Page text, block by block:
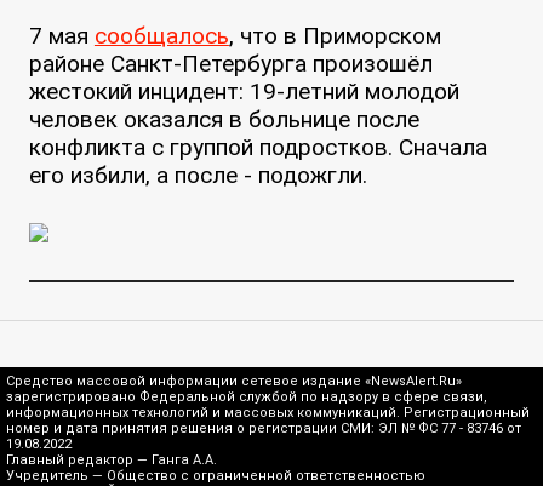
7 мая сообщалось, что в Приморском
районе Санкт-Петербурга произошёл
жестокий инцидент: 19-летний молодой
человек оказался в больнице после
конфликта с группой подростков. Сначала
его избили, а после - подожгли.
Средство массовой информации сетевое издание «NewsAlert.Ru»
зарегистрировано Федеральной службой по надзору в сфере связи,
информационных технологий и массовых коммуникаций. Регистрационный
номер и дата принятия решения о регистрации СМИ: ЭЛ № ФС 77 - 83746 от
19.08.2022
Главный редактор — Ганга А.А.
Учредитель — Общество с ограниченной ответственностью